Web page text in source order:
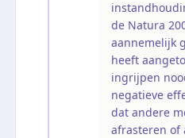
de Natura
aannemelijk
heeft
ingrijpen
negatieve
dat andere
afrasteren of